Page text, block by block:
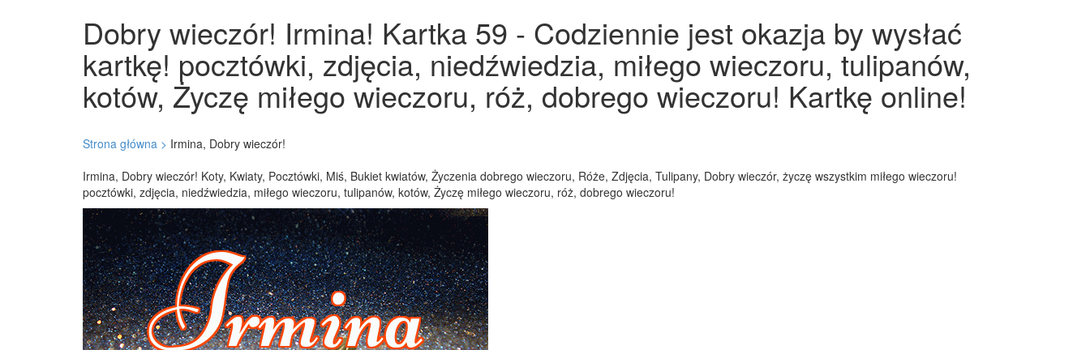
Dobry wieczór! Irmina! Kartka 59 - Codziennie jest okazja by wysłać
kartkę! pocztówki, zdjęcia, niedźwiedzia, miłego wieczoru, tulipanów,
kotów, Życzę miłego wieczoru, róż, dobrego wieczoru! Kartkę online!
Strona główna > Irmina, Dobry wieczór!
Irmina, Dobry wieczór! Koty, Kwiaty, Pocztówki, Miś, Bukiet kwiatów, Życzenia dobrego wieczoru, Róże, Zdjęcia, Tulipany, Dobry wieczór, życzę wszystkim miłego wieczoru!
pocztówki, zdjęcia, niedźwiedzia, miłego wieczoru, tulipanów, kotów, Życzę miłego wieczoru, róż, dobrego wieczoru!